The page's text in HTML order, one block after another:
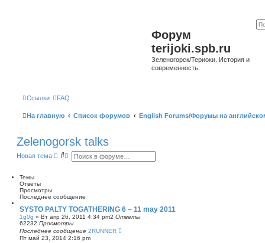
Форум
terijoki.spb.ru
Зеленогорск/Териоки. История и
современность.
Ссылки FAQ
На главную Список форумов English Forums/Форумы на
Zelenogorsk talks
Новая тема
П Р
е
н
ы
й
п
о
Темы
Ответы
Просмотры
Последнее сообщение
SYSTO PALTY TOGATHERING 6 – 11 may 2011
1g0g » Вт апр 26, 2011 4:34 pm2 Ответы
62232 Просмотры
Последнее сообщение 2RUNNER
Пт май 23, 2014 2:16 pm